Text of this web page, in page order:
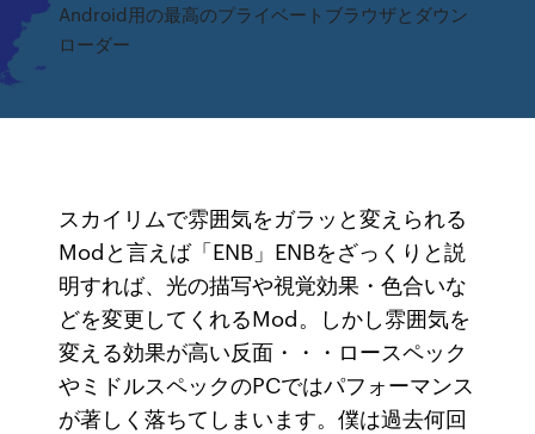
Android用の最高のプライベートブラウザとダウン
ローダー
スカイリムで雰囲気をガラッと変えられる
Modと言えば「ENB」ENBをざっくりと説
明すれば、光の描写や視覚効果・色合いな
どを変更してくれるMod。しかし雰囲気を
変える効果が高い反面・・・ロースペック
やミドルスペックのPCではパフォーマンス
が著しく落ちてしまいます。僕は過去何回